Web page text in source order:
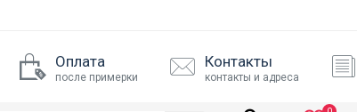
Оплата
после примерки
Контакты
контакты и адреса